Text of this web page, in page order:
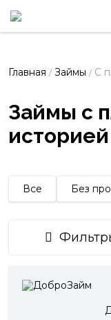
Главная / Займы / С
Займы с
историей
Все Без